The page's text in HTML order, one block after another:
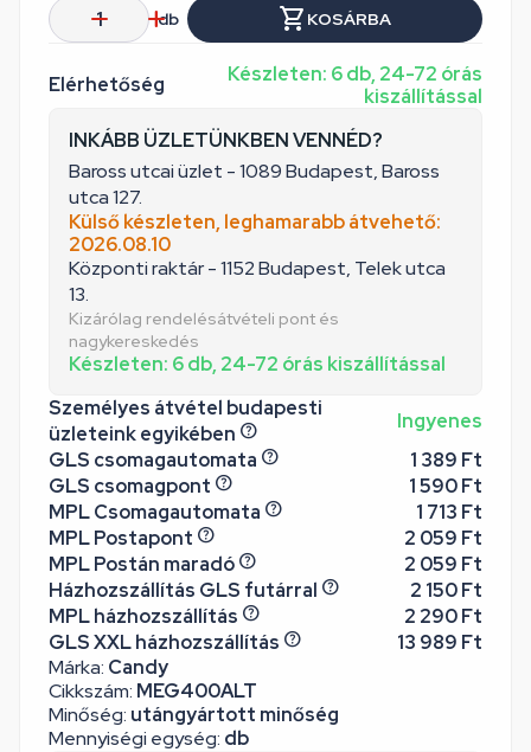
Márka: Candy
Cikkszám: MEG400ALT
Minőség: utángyártott minőség
Mennyiségi egység: db
Elérhetőség
Készleten: 6 db, 24-72 órás
kiszállítással
INKÁBB ÜZLETÜNKBEN VENNÉD?
Baross utcai üzlet - 1089 Budapest, Baross
utca 127.
Külső készleten, leghamarabb átvehető:
2026.08.10
Központi raktár - 1152 Budapest, Telek utca
13.
Kizárólag rendelésátvételi pont és
nagykereskedés
Készleten: 6 db, 24-72 órás kiszállítással
Személyes átvétel budapesti
üzleteink egyikében
Ingyenes
GLS csomagautomata
1 389 Ft
GLS csomagpont
1 590 Ft
MPL Csomagautomata
1 713 Ft
MPL Postapont
2 059 Ft
MPL Postán maradó
2 059 Ft
Házhozszállítás GLS futárral
2 150 Ft
MPL házhozszállítás
2 290 Ft
GLS XXL házhozszállítás
13 989 Ft
db
KOSÁRBA